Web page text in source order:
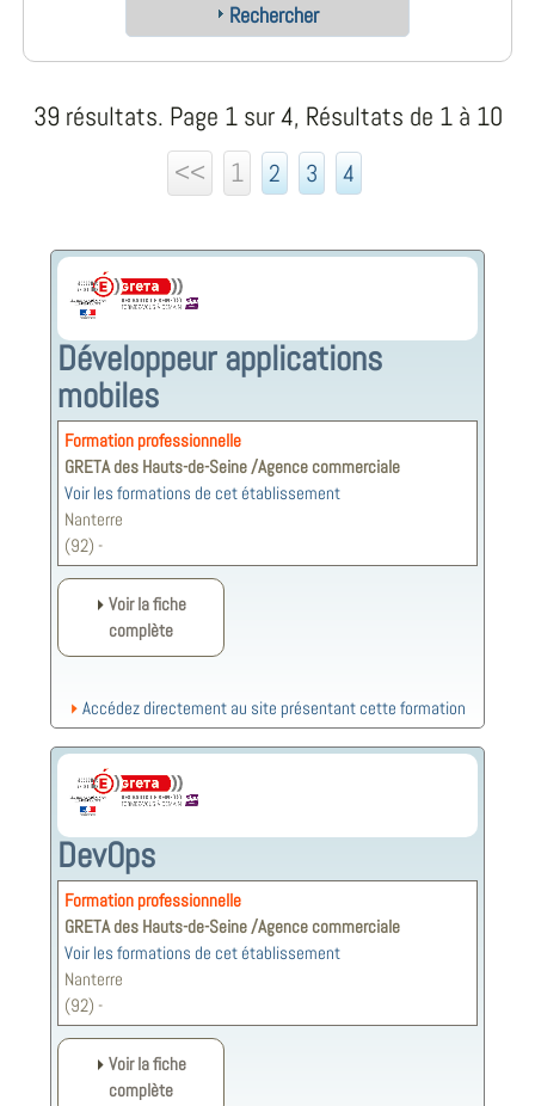
Rechercher
39 résultats. Page 1 sur 4, Résultats de 1 à 10
<<
1 2 3 4
Développeur applications
mobiles
Formation professionnelle
GRETA des Hauts-de-Seine /Agence commerciale
Voir les formations de cet établissement
Nanterre
(92) -
Voir la fiche
complète
Accédez directement au site présentant cette formation
DevOps
Formation professionnelle
GRETA des Hauts-de-Seine /Agence commerciale
Voir les formations de cet établissement
Nanterre
(92) -
Voir la fiche
complète